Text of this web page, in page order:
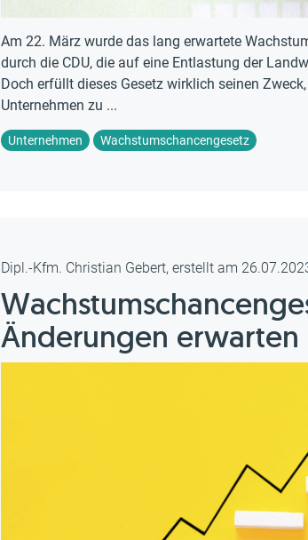
Am 22. März wurde das lang erwartete
durch die CDU, die auf eine Entlastung der
Doch erfüllt dieses Gesetz wirklich seinen
Unternehmen zu ...
Unternehmen Wachstumschancengesetz
Dipl.-Kfm. Christian Gebert, erstellt am
Änderungen erwarten